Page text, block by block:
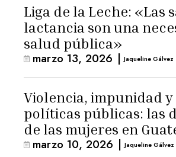
Liga de la Leche: «Las
lactancia son una
salud pública»
marzo 13, 2026 | Jaqueline Gálvez
Violencia, impunidad
políticas públicas: las
de las mujeres en
marzo 10, 2026 | Jaqueline Gálvez